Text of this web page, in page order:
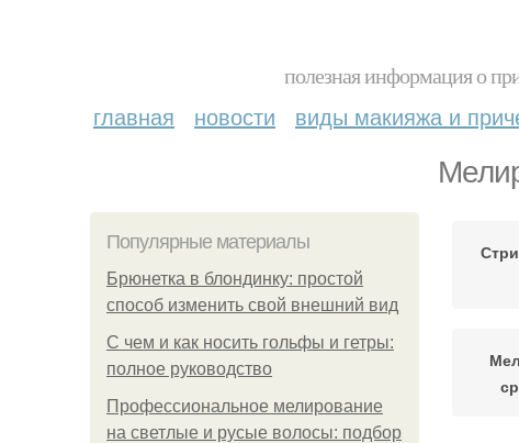
полезная информация о
главная новости виды макияжа и
Популярные материалы
Брюнетка в блондинку: простой
способ изменить свой внешний вид
С чем и как носить гольфы и гетры:
полное руководство
Профессиональное мелирование
на светлые и русые волосы: подбор